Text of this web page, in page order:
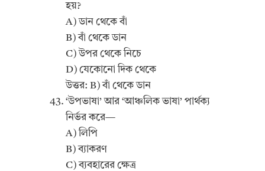
হয়?
A) ডান থেকে বাঁ
B) বাঁ থেকে ডান
C) উপর থেকে নিচে
D) যেকোনো দিক থেকে
উত্তর: B) বাঁ থেকে ডান
‘উপভাষা’ আর ‘আঞ্চলিক ভাষা’ পার্থক্য
নির্ভর করে—
A) লিপি
B) ব্যাকরণ
C) ব্যবহারের ক্ষেত্র